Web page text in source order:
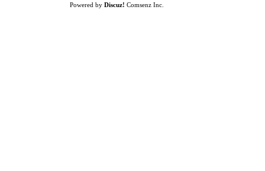
Powered by Discuz! Comsenz Inc.